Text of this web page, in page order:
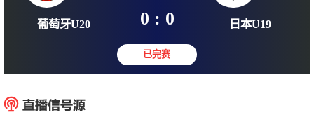
2026-06-03 21:00:00
0 : 0